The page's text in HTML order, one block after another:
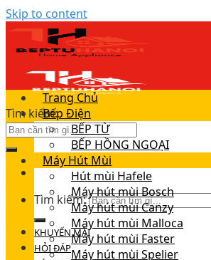
Skip to content
Tìm kiếm:
Tìm kiếm:
KHUYẾN MÃI
HỎI ĐÁP
Trang Chủ
Bếp Điện
BẾP TỪ
BẾP HỒNG NGOẠI
Máy Hút Mùi
Hút mùi Hafele
Máy hút mùi Bosch
Máy hút mùi Canzy
Máy hút mùi Malloca
Máy hút mùi Faster
Máy hút mùi Spelier